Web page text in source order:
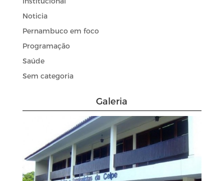
Noticia
Pernambuco em foco
Programação
Saúde
Sem categoria
Galeria